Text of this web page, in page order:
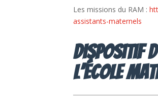
Les missions du RAM :
assistants-maternels
Dispositif
l’école